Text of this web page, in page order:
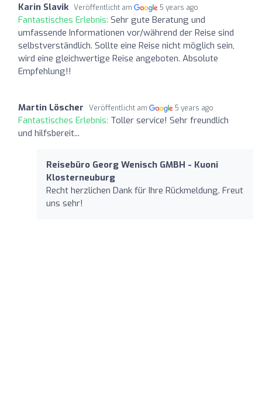
Karin Slavik Veröffentlicht am 5 years ago
Fantastisches Erlebnis: Sehr gute Beratung und
umfassende Informationen vor/während der Reise sind
selbstverständlich. Sollte eine Reise nicht möglich sein,
wird eine gleichwertige Reise angeboten. Absolute
Empfehlung!!
Martin Löscher Veröffentlicht am 5 years ago
Fantastisches Erlebnis: Toller service! Sehr freundlich
und hilfsbereit...
Reisebüro Georg Wenisch GMBH - Kuoni
Klosterneuburg
Recht herzlichen Dank für Ihre Rückmeldung. Freut
uns sehr!